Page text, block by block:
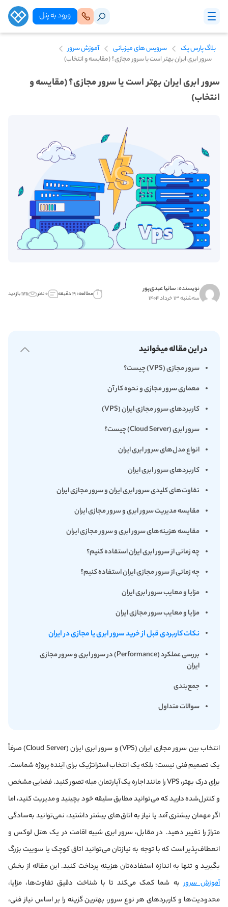
ورود‌ به‌ پنل
بلاگ پارس پک سرویس های میزبانی
آموزش سرور
سرور ابری ایران بهتر است یا سرور مجازی؟ (مقایسه و انتخاب)
سرور ابری ایران بهتر است یا سرور مجازی؟ (مقایسه و
انتخاب)
نویسنده: سانیا عبدی‌پور
سه‌شنبه ۱۳ خرداد ۱۴۰۴ مطالعه: ۱۹ دقیقه ۰ نظر ۱۷۱۱ بازدید
در این مقاله میخوانید
سرور مجازی (VPS) چیست؟
معماری سرور مجازی و نحوه کار آن
کاربردهای سرور مجازی ایران (VPS)
سرور ابری (Cloud Server) چیست؟
انواع مدل‌های سرور ابری ایران
کاربردهای سرور ابری ایران
تفاوت‌های کلیدی سرور ابری ایران و سرور مجازی ایران
مقایسه مدیریت سرور ابری و سرور مجازی ایران
مقایسه هزینه‌های سرور ابری و سرور مجازی ایران
چه زمانی از سرور ابری ایران استفاده کنیم؟
چه زمانی از سرور مجازی ایران استفاده کنیم؟
مزایا و معایب سرور ابری ایران
مزایا و معایب سرور مجازی ایران
نکات کاربردی قبل از خرید سرور ابری یا مجازی در ایران
بررسی عملکرد (Performance) در سرور ابری و سرور مجازی
ایران
جمع‌بندی
سوالات متداول
انتخاب بین سرور مجازی ایران (VPS) و سرور ابری ایران (Cloud Server) صرفاً
یک تصمیم فنی نیست؛ بلکه یک انتخاب استراتژیک برای آینده پروژه شماست.
برای درک بهتر، VPS را مانند اجاره یک آپارتمان مبله تصور کنید. فضایی مشخص
و کنترل‌شده دارید که می‌توانید مطابق سلیقه خود بچینید و مدیریت کنید، اما
اگر مهمان بیشتری آمد یا نیاز به اتاق‌های بیشتر داشتید، نمی‌توانید به‌سادگی
متراژ را تغییر دهید. در مقابل، سرور ابری شبیه اقامت در یک هتل لوکس و
انعطاف‌پذیر است که با توجه به نیازتان می‌توانید اتاق کوچک یا سوییت بزرگ
بگیرید و تنها به اندازه استفاده‌تان هزینه پرداخت کنید. این مقاله از بخش
آموزش سروربه شما کمک می‌کند تا با شناخت دقیق تفاوت‌ها، مزایا،
محدودیت‌ها و کاربردهای هر نوع سرور، بهترین گزینه را بر اساس نیاز فنی،